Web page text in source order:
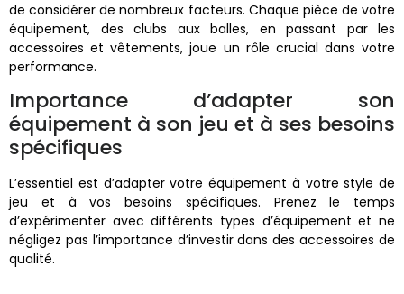
de considérer de nombreux facteurs. Chaque pièce de votre
équipement, des clubs aux balles, en passant par les
accessoires et vêtements, joue un rôle crucial dans votre
performance.
Importance d’adapter son
équipement à son jeu et à ses besoins
spécifiques
L’essentiel est d’adapter votre équipement à votre style de
jeu et à vos besoins spécifiques. Prenez le temps
d’expérimenter avec différents types d’équipement et ne
négligez pas l’importance d’investir dans des accessoires de
qualité.